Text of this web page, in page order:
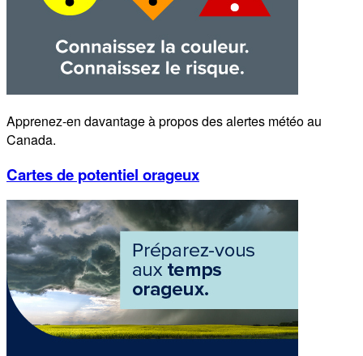
Apprenez-en davantage à propos des alertes météo au
Canada.
Cartes de potentiel orageux